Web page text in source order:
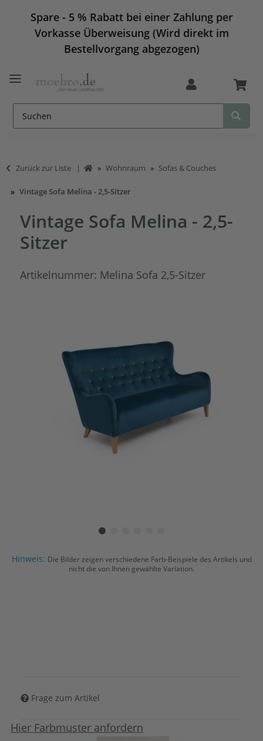
Spare - 5 % Rabatt bei einer Zahlung per
Vorkasse Überweisung (Wird direkt im
Bestellvorgang abgezogen)
Zurück zur Liste Wohnraum Sofas & Couches
Vintage Sofa Melina - 2,5-Sitzer
Vintage Sofa Melina - 2,5-
Sitzer
Artikelnummer: Melina Sofa 2,5-Sitzer
Hinweis: Die Bilder zeigen verschiedene Farb-Beispiele des Artikels und
nicht die von Ihnen gewählte Variation.
Frage zum Artikel
Hier Farbmuster anfordern